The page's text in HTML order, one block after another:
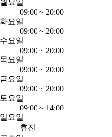
월요일
09:00 ~ 20:00
화요일
09:00 ~ 20:00
수요일
09:00 ~ 20:00
목요일
09:00 ~ 20:00
금요일
09:00 ~ 20:00
토요일
09:00 ~ 14:00
일요일
휴진